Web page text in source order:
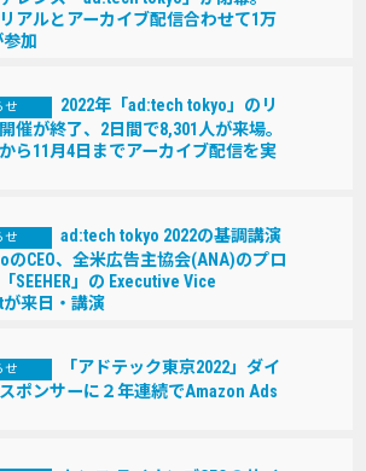
アルとアーカイブ配信合わせて1万
参加
せ
2022年「ad:tech tokyo」のリ
催が終了、2⽇間で8,301⼈が来場。
ら11⽉4⽇までアーカイブ配信を実
せ
ad:tech tokyo 2022の基調講演
のCEO、全⽶広告主協会(ANA)のプロ
SEEHER」の Executive Vice
が来⽇・講演
せ
「アドテック東京2022」ダイ
ポンサーに２年連続でAmazon Ads